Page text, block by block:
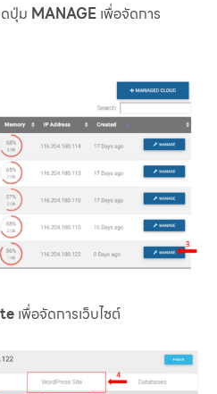
ปุ่ม MANAGE เพื่อจัดการ
เพื่อจัดการเว็บไซต์